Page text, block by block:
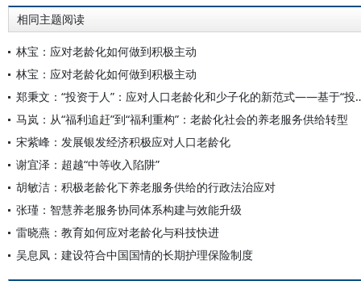
相同主题阅读
林宝：应对老龄化如何做到积极主动
林宝：应对老龄化如何做到积极主动
郑秉文：“投资于人”：应对人
马岚：从“福利追赶”到“福利重构”：老龄化社会的养老服务供给转型
宋紫峰：发展银发经济积极应对人口老龄化
谢宜泽：超越“中等收入陷阱”
胡敏洁：积极老龄化下养老服务供给的行政法治应对
张瑾：智慧养老服务协同体系构建与效能升级
雷晓燕：教育如何应对老龄化与科技快进
吴息凤：建设符合中国国情的长期护理保险制度